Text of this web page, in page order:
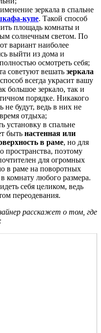
зеркала в спальне
купе. Такой способ
площадь комнаты и
солнечным светом. По
вариант наиболее
выйти из дома и
осмотреть себя;
советуют вешать зеркала
всегда украсит вашу
большое зеркало, так и
порядке. Никакого
будут, ведь в них не
отдыха;
установку в спальне
быть настенная или
в раме, но для
пространства, поэтому
для огромных
в раме на поворотных
комнату любого размера.
себя целиком, ведь
переодевания.
расскажет о том, где